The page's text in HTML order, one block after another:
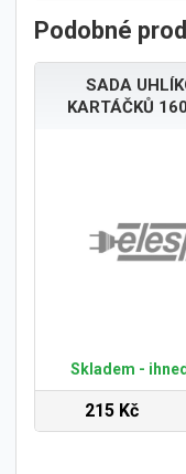
Podobné
SADA
KARTÁČKŮ
Skladem -
215 Kč